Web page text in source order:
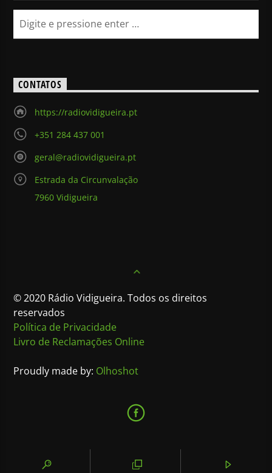
CONTATOS
https://radiovidigueira.pt
+351 284 437 001
geral@radiovidigueira.pt
Estrada da Circunvalação
7960 Vidigueira
© 2020 Rádio Vidigueira. Todos os direitos
reservados
Política de Privacidade
Livro de Reclamações Online
Proudly made by: Olhoshot